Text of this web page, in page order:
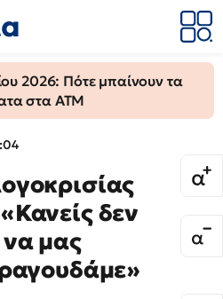
2026: Πότε μπαίνουν τα
στα ΑΤΜ
δεν
να μας